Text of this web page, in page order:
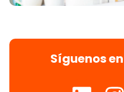
Síguenos